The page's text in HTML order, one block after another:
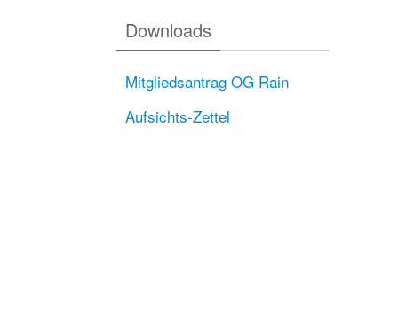
Downloads
Mitgliedsantrag OG Rain
Aufsichts-Zettel